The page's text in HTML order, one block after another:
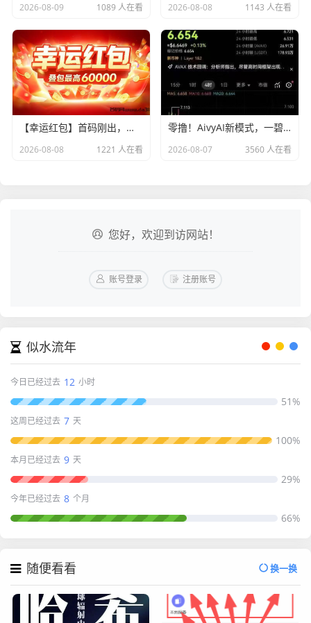
2026-08-09 1089 人在看 2026-08-08 1143 人在看
【幸运红包】首码刚出，首创矩阵玩法，推广收益超高！
2026-08-08 1221 人在看
零撸！AivyAI新模式，一碧6.6u
2026-08-07 3560 人在看
您好，欢迎到访网站！
账号登录 注册账号
似水流年
今日已经过去 12 小时
51%
这周已经过去 7 天
100%
本月已经过去 9 天
29%
今年已经过去 8 个月
66%
随便看看 换一换